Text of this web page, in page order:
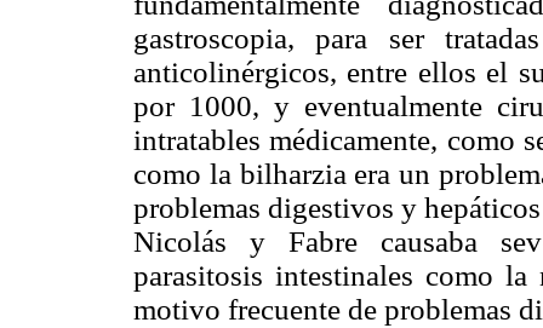
gastroscopia, para ser
anticolinérgicos, entre ellos el
por 1000, y eventualmente
intratables médicamente, como
como la bilharzia era un
problemas digestivos y
Nicolás y Fabre causaba
parasitosis intestinales como
motivo frecuente de problemas